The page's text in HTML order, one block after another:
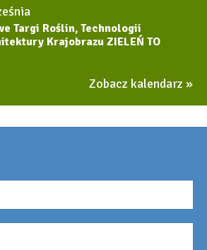
Targi Roślin, Technologii
Krajobrazu ZIELEŃ TO
Zobacz kalendarz